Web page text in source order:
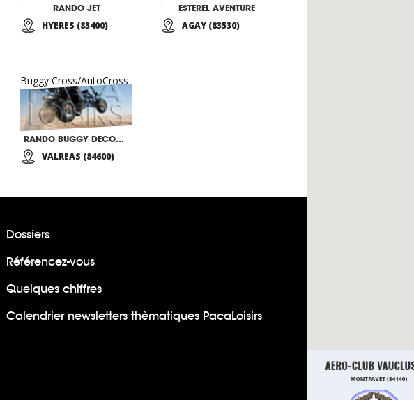
RANDO JET
HYERES (83400)
ESTEREL AVENTURE
AGAY (83530)
Buggy Cross/AutoCross
RANDO BUGGY DECOUVERTE
VALREAS (84600)
Dossiers
Référencez-vous
Quelques chiffres
Calendrier newsletters thèmatiques PacaLoisirs